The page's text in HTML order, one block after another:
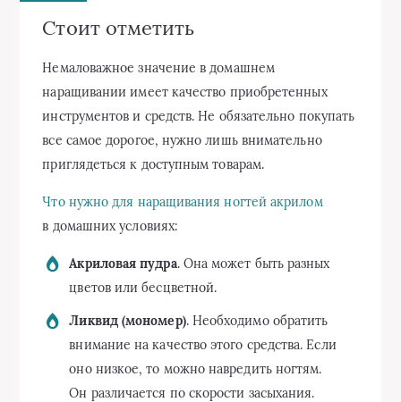
Стоит отметить
Немаловажное значение в домашнем
наращивании имеет качество приобретенных
инструментов и средств. Не обязательно покупать
все самое дорогое, нужно лишь внимательно
приглядеться к доступным товарам.
Что нужно для наращивания ногтей акрилом
в домашних условиях:
Акриловая пудра. Она может быть разных
цветов или бесцветной.
Ликвид (мономер). Необходимо обратить
внимание на качество этого средства. Если
оно низкое, то можно навредить ногтям.
Он различается по скорости засыхания.